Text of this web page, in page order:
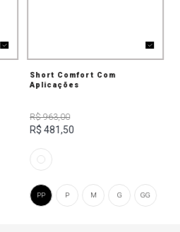
Short Comfort Com
Aplicações
R$ 963,00
R$ 481,50
G GG
M
P
PP